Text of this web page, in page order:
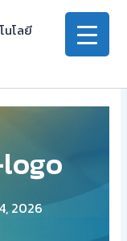
นโลยี
2026